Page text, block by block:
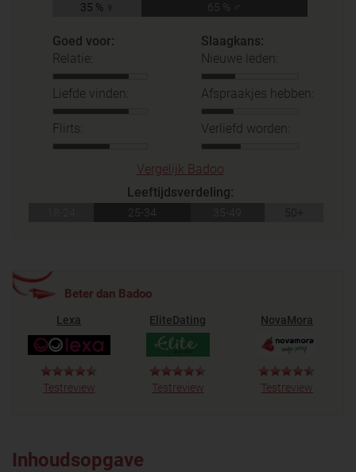
35 % ♀ 65 % ♂
Goed voor:
Relatie:
Liefde vinden:
Flirts:
Slaagkans:
Nieuwe leden:
Afspraakjes hebben:
Verliefd worden:
Vergelijk Badoo
Leeftijdsverdeling:
25-34 50+
Beter dan Badoo
Lexa
Testreview
EliteDating
Testreview
NovaMora
Testreview
Inhoudsopgave